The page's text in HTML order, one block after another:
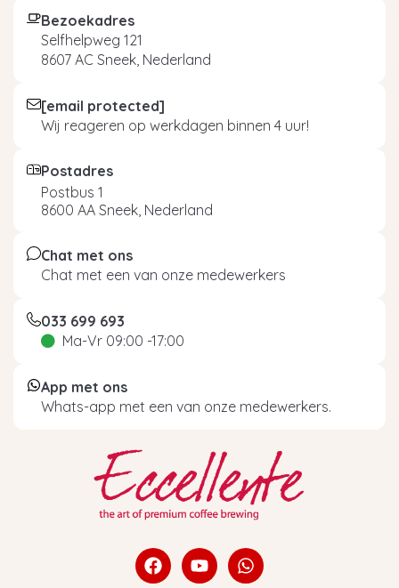
Bezoekadres
Selfhelpweg 121
8607 AC Sneek, Nederland
[email protected]
Wij reageren op werkdagen binnen 4 uur!
Postadres
Postbus 1
8600 AA Sneek, Nederland
Chat met ons
Chat met een van onze medewerkers
033 699 693
Ma-Vr 09:00 -17:00
App met ons
Whats-app met een van onze medewerkers.